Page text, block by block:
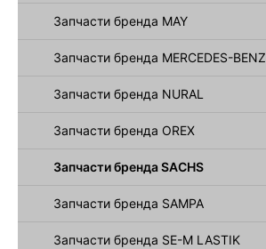
Запчасти бренда MAY
Запчасти бренда MERCEDES-BENZ
Запчасти бренда NURAL
Запчасти бренда OREX
Запчасти бренда SACHS
Запчасти бренда SAMPA
Запчасти бренда SE-M LASTIK